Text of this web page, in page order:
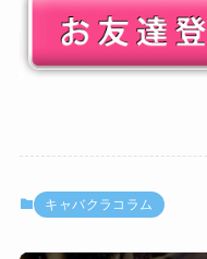
キャバクラコラム